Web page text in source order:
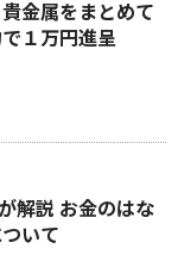
金属をまとめて
１万円進呈
解説 お金のはな
いて